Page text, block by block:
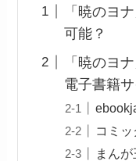
「暁のヨ
可能？
「暁のヨ
電子書籍サ
コミ
まんが